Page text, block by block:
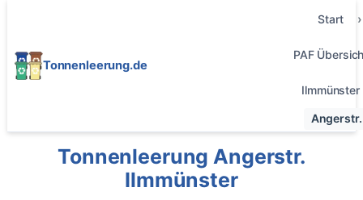
Tonnenleerung.de
Start
PAF
Ilmmünster
Angerstr.
Tonnenleerung Angerstr.
Ilmmünster